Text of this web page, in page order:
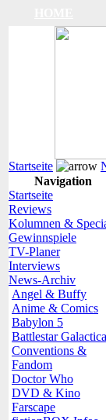
Startseite
Navigation
Startseite
Reviews
Kolumnen &
Gewinnspiele
TV-Planer
Interviews
News-Archiv
Angel & Buffy
Anime & Comics
Babylon 5
Battlestar Galactica
Conventions &
Fandom
Doctor Who
DVD & Kino
Farscape